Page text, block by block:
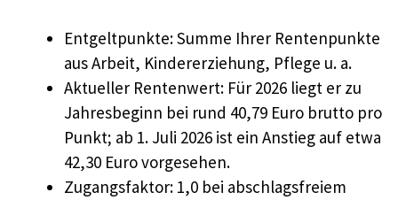
Entgeltpunkte: Summe Ihrer Rentenpunkte
aus Arbeit, Kindererziehung, Pflege u. a.
Aktueller Rentenwert: Für 2026 liegt er zu
Jahresbeginn bei rund 40,79 Euro brutto pro
Punkt; ab 1. Juli 2026 ist ein Anstieg auf etwa
42,30 Euro vorgesehen.
Zugangsfaktor: 1,0 bei abschlagsfreiem